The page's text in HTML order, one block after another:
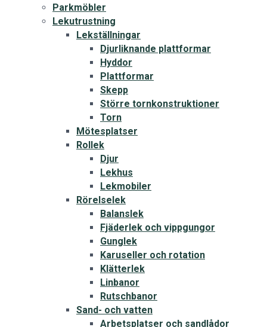
Parkmöbler
Lekutrustning
Lekställningar
Djurliknande plattformar
Hyddor
Plattformar
Skepp
Större tornkonstruktioner
Torn
Mötesplatser
Rollek
Djur
Lekhus
Lekmobiler
Rörelselek
Balanslek
Fjäderlek och vippgungor
Gunglek
Karuseller och rotation
Klätterlek
Linbanor
Rutschbanor
Sand- och vatten
Arbetsplatser och sandlådor